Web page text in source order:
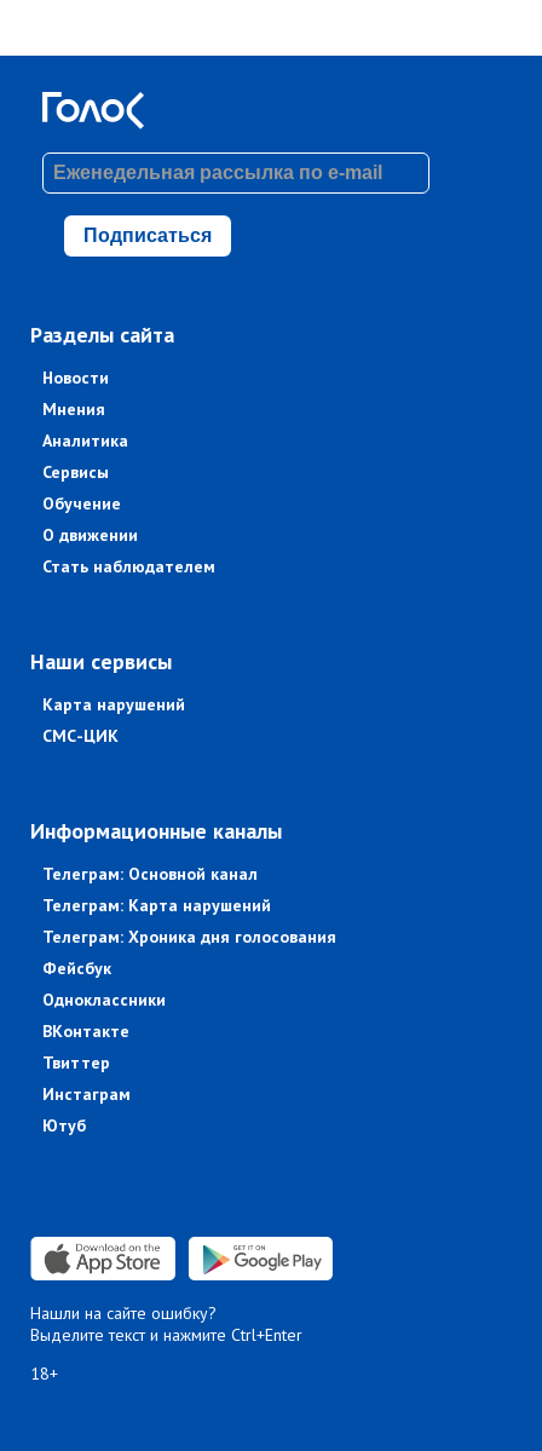
Подписаться
Разделы сайта
Новости
Мнения
Аналитика
Сервисы
Обучение
О движении
Стать наблюдателем
Наши сервисы
Карта нарушений
СМС-ЦИК
Информационные каналы
Телеграм: Основной канал
Телеграм: Карта нарушений
Телеграм: Хроника дня голосования
Фейсбук
Одноклассники
ВКонтакте
Твиттер
Инстаграм
Ютуб
Нашли на сайте ошибку?
Выделите текст и нажмите Ctrl+Enter
18+